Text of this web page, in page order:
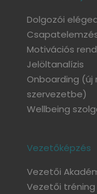
Dolgozói
Motivációs
Jelöltanalízis
Onboarding (új
szervezetbe)
Wellbeing
Vezetőképzés
Vezetői
Vezetői tréning